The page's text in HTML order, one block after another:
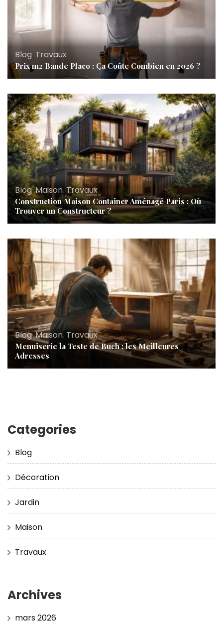
Blog, Travaux
Prix m2 Bande Placo : Ça Coûte Combien en 2026 ?
Blog,Maison, Travaux
Construction Maison Container Aménagé Paris : Où
Trouver un Constructeur ?
Blog,Maison, Travaux
Menuiserie la Teste de Buch : les Meilleures
Adresses
Categories
Blog
Décoration
Jardin
Maison
Travaux
Archives
mars 2026